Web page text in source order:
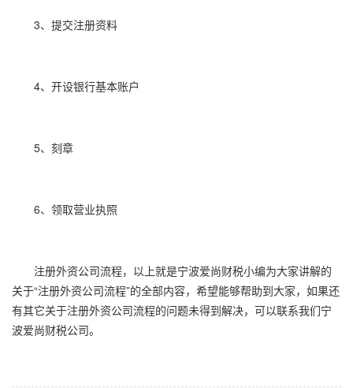
3、提交注册资料
4、开设银行基本账户
5、刻章
6、领取营业执照
注册外资公司流程，以上就是宁波爱尚财税小编为大家讲解的
关于“注册外资公司流程”的全部内容，希望能够帮助到大家，如果还
有其它关于注册外资公司流程的问题未得到解决，可以联系我们宁
波爱尚财税公司。